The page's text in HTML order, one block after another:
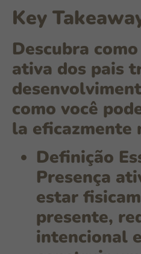
Key
Descubra
ativa dos pais
como você
la eficazmente
Definição
Presença
estar
presente,
intencional